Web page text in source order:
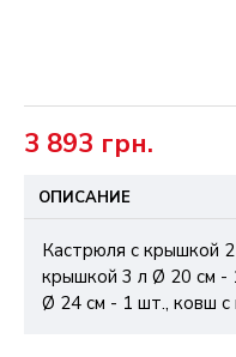
3 893 грн.
ОПИСАНИЕ
Кастрюля с крышкой
крышкой 3 л Ø 20 см -
Ø 24 см - 1 шт., ковш